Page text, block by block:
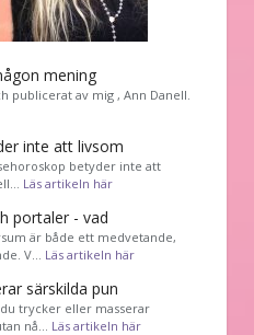
mening
publicerat av mig , Ann Danell.
inte att livsom
betyder inte att
Läs artikeln här
portaler - vad
är både ett medvetande,
V… Läs artikeln här
särskilda pun
trycker eller masserar
nå… Läs artikeln här